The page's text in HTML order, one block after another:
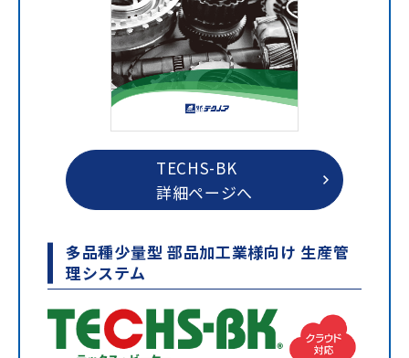
TECHS-BK
詳細ページへ
多品種少量型 部品加工業様向け 生産管
理システム